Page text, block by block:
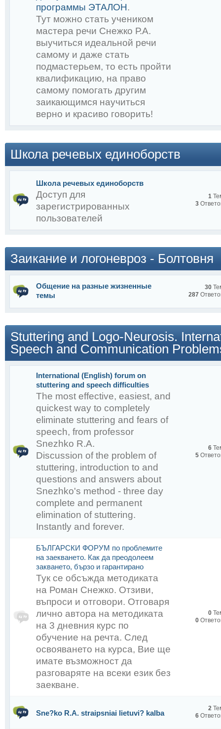
Почему и кто им
Почему у Академика
речи? Ответы на эти и
заикание вас ждут в
сегодня 20 февраля
Снежко Р.А.
:
: Заикание,
запись закреплена
три часа назад
Действия
Только в 2019 году у
задать вопросы и
своём городе!!!
Снежко РА начинает
презентации своего
заикания за 3 дня!!!
Что вас ждёт на встрече:
программы ЭТАЛОН.
Тут можно стать учеником
мастера речи Снежко Р.А.
выучиться идеальной речи
самому и даже стать
подмастерьем, то есть пройти
квалификацию, на право
самому помогать другим
заикающимся научиться
верно и красиво говорить!
Школа речевых единоборств
Школа речевых единоборств
Доступ для
зарегистрированных
пользователей
1
3
Заикание и логоневроз - Болтовня
Общение на разные жизненные
темы
30
287
Stuttering and Logo-Neurosis.
Speech and Communication
International (English) forum on
stuttering and speech difficulties
The most effective, easiest, and
quickest way to completely
eliminate stuttering and fears of
speech, from professor
Snezhko R.A.
Discussion of the problem of
stuttering, introduction to and
questions and answers about
Snezhko's method - three day
complete and permanent
elimination of stuttering.
Instantly and forever.
6
5
БЪЛГАРСКИ ФОРУМ по проблемите
на заекването. Как да преодолеем
закването, бързо и гарантирано
Тук се обсъжда методиката
на Роман Снежко. Отзиви,
въпроси и отговори. Отговаря
лично автора на методиката
на 3 дневния курс по
обучение на речта. След
освояването на курса, Вие ще
имате възможност да
разговаряте на всеки език без
заекване.
0
0
Sne?ko R.A. straipsniai lietuvi? kalba
2
6